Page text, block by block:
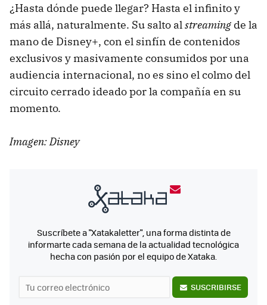
¿Hasta dónde puede llegar? Hasta el infinito y
más allá, naturalmente. Su salto alstreaming de la
mano de Disney+, con el sinfín de contenidos
exclusivos y masivamente consumidos por una
audiencia internacional, no es sino el colmo del
circuito cerrado ideado por la compañía en su
momento.
Imagen: Disney
Suscríbete a "Xatakaletter", una forma distinta de
informarte cada semana de la actualidad tecnológica
hecha con pasión por el equipo de Xataka.
SUSCRIBIRSE